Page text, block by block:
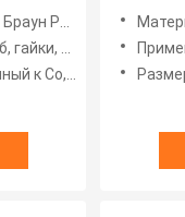
для
PE/PE
конфета
низкий запах